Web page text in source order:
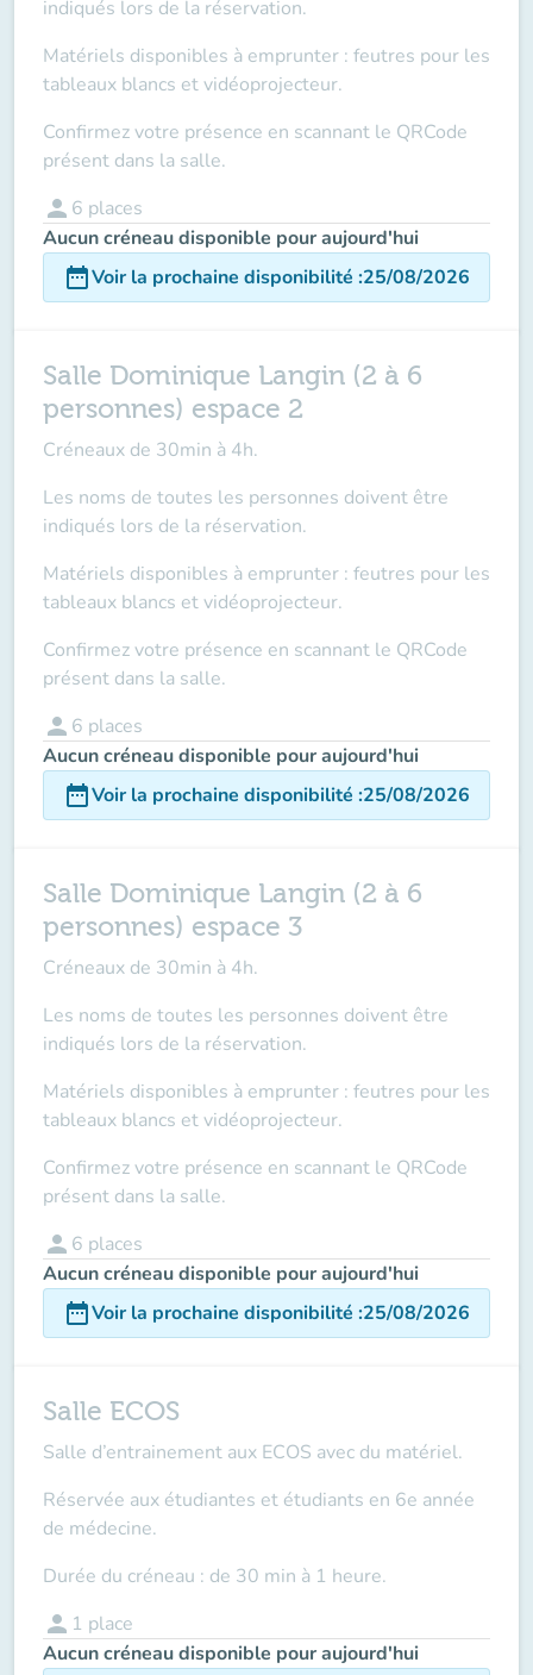
indiqués lors de la réservation.
Matériels disponibles à emprunter : feutres pour les
tableaux blancs et vidéoprojecteur.
Confirmez votre présence en scannant le QRCode
présent dans la salle.
person 6 places
Aucun créneau disponible pour aujourd'hui
date_rangeVoir la prochaine disponibilité :25/08/2026
Salle Dominique Langin (2 à 6
personnes) espace 2
Créneaux de 30min à 4h.
Les noms de toutes les personnes doivent être
indiqués lors de la réservation.
Matériels disponibles à emprunter : feutres pour les
tableaux blancs et vidéoprojecteur.
Confirmez votre présence en scannant le QRCode
présent dans la salle.
person 6 places
Aucun créneau disponible pour aujourd'hui
date_rangeVoir la prochaine disponibilité :25/08/2026
Salle Dominique Langin (2 à 6
personnes) espace 3
Créneaux de 30min à 4h.
Les noms de toutes les personnes doivent être
indiqués lors de la réservation.
Matériels disponibles à emprunter : feutres pour les
tableaux blancs et vidéoprojecteur.
Confirmez votre présence en scannant le QRCode
présent dans la salle.
person 6 places
Aucun créneau disponible pour aujourd'hui
date_rangeVoir la prochaine disponibilité :25/08/2026
Salle ECOS
Salle d’entrainement aux ECOS avec du matériel.
Réservée aux étudiantes et étudiants en 6e année
de médecine.
Durée du créneau : de 30 min à 1 heure.
person 1 place
Aucun créneau disponible pour aujourd'hui